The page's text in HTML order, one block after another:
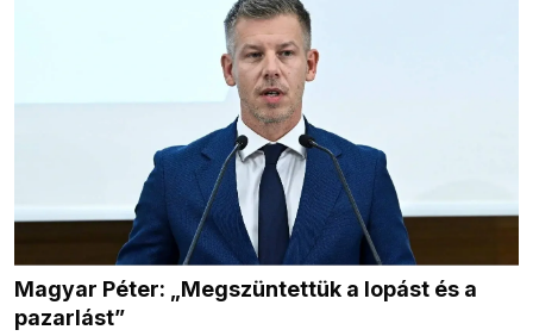
Magyar Péter: „Megszüntettük a lopást és a
pazarlást”